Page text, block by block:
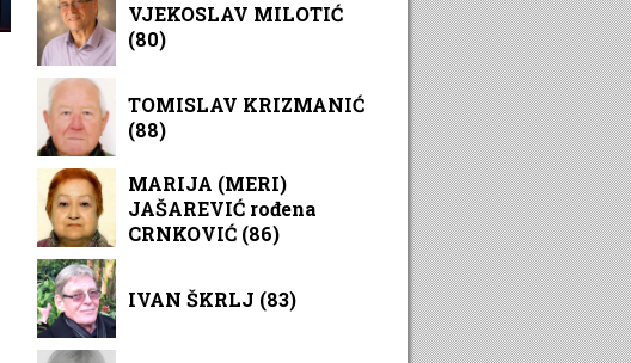
VJEKOSLAV MILOTIĆ
(80)
TOMISLAV KRIZMANIĆ
(88)
MARIJA (MERI)
JAŠAREVIĆ rođena
CRNKOVIĆ (86)
IVAN ŠKRLJ (83)